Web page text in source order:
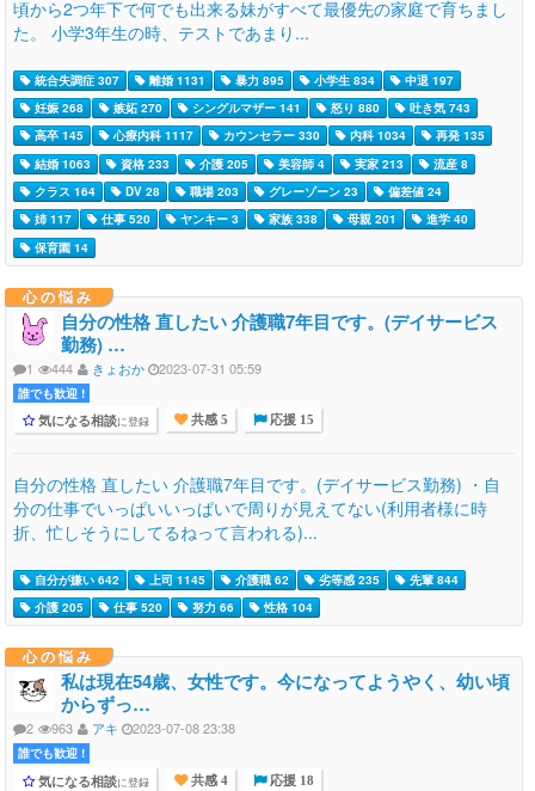
頃から2つ年下で何でも出来る妹がすべて最優先の家庭で育ちまし
た。 小学3年生の時、テストであまり...
統合失調症 307 離婚 1131 暴力 895 小学生 834
中退 197
妊娠 268
嫉妬 270 シングルマザー 141 怒り 880
吐き気 743
高卒 145
心療内科 1117 カウンセラー 330 内科 1034
再発 135
結婚 1063
資格 233 介護 205 美容師 4 実家 213
流産 8
クラス 164
DV 28 職場 203 グレーゾーン 23
偏差値 24
姉 117
仕事 520 ヤンキー 3 家族 338 母親 201
進学 40
保育園 14
心の悩み
自分の性格 直したい 介護職7年目です。(デイサービス
勤務) …
1 444 きょおか 2023-07-31 05:59
誰でも歓迎 !
気になる相談に登録 共感 5 応援 15
自分の性格 直したい 介護職7年目です。(デイサービス勤務) ・自
分の仕事でいっぱいいっぱいで周りが見えてない(利用者様に時
折、忙しそうにしてるねって言われる)...
自分が嫌い 642 上司 1145 介護職 62 劣等感 235
先輩 844
介護 205
仕事 520 努力 66 性格 104
心の悩み
私は現在54歳、女性です。今になってようやく、幼い頃
からずっ…
2 963 アキ 2023-07-08 23:38
誰でも歓迎 !
気になる相談に登録 共感 4 応援 18